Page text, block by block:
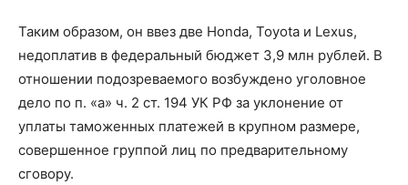
Таким образом, он ввез две Honda, Toyota и Lexus,
недоплатив в федеральный бюджет 3,9 млн рублей. В
отношении подозреваемого возбуждено уголовное
дело по п. «а» ч. 2 ст. 194 УК РФ за уклонение от
уплаты таможенных платежей в крупном размере,
совершенное группой лиц по предварительному
сговору.